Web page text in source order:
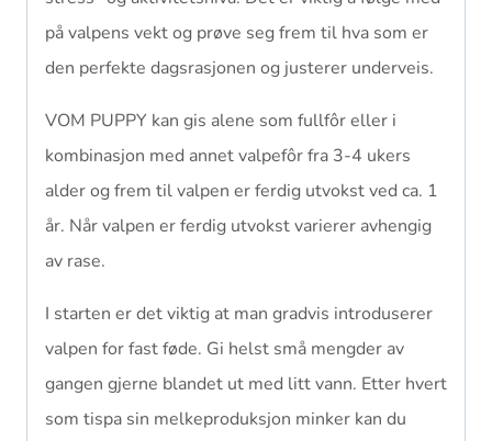
på valpens vekt og prøve seg frem til hva som er
den perfekte dagsrasjonen og justerer underveis.
VOM PUPPY kan gis alene som fullfôr eller i
kombinasjon med annet valpefôr fra 3-4 ukers
alder og frem til valpen er ferdig utvokst ved ca. 1
år. Når valpen er ferdig utvokst varierer avhengig
av rase.
I starten er det viktig at man gradvis introduserer
valpen for fast føde. Gi helst små mengder av
gangen gjerne blandet ut med litt vann. Etter hvert
som tispa sin melkeproduksjon minker kan du